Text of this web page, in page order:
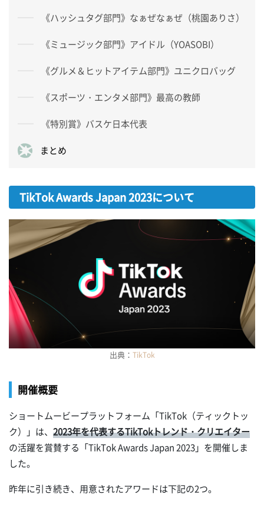
《ハッシュタグ部門》なぁぜなぁぜ（桃園ありさ）
《ミュージック部門》アイドル（YOASOBI）
《グルメ＆ヒットアイテム部門》ユニクロバッグ
《スポーツ・エンタメ部門》最高の教師
《特別賞》バスケ日本代表
まとめ
TikTok Awards Japan 2023について
出典： TikTok
開催概要
ショートムービープラットフォーム「TikTok（ティックトッ
ク）」は、 2023年を代表するTikTokトレンド・クリエイター
の活躍を賞賛する「TikTok Awards Japan 2023」を開催しま
した。
昨年に引き続き、用意されたアワードは下記の2つ。